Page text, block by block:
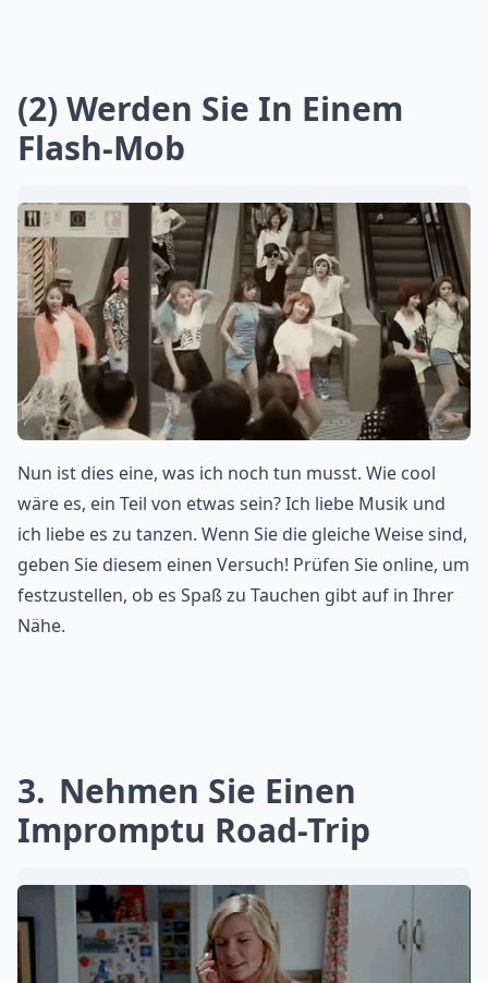
(2) Werden Sie In Einem
Flash-Mob
Nun ist dies eine, was ich noch tun musst. Wie cool
wäre es, ein Teil von etwas sein? Ich liebe Musik und
ich liebe es zu tanzen. Wenn Sie die gleiche Weise sind,
geben Sie diesem einen Versuch! Prüfen Sie online, um
festzustellen, ob es Spaß zu Tauchen gibt auf in Ihrer
Nähe.
3 Nehmen Sie Einen
Impromptu Road-Trip